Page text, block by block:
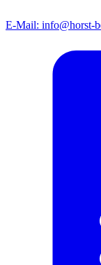
E-Mail: info@horst-